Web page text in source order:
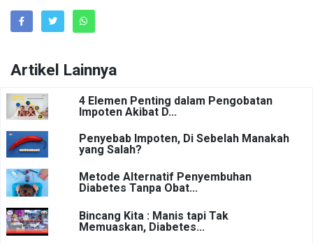
Artikel Lainnya
4 Elemen Penting dalam Pengobatan
Impoten Akibat D...
Penyebab Impoten, Di Sebelah Manakah
yang Salah?
Metode Alternatif Penyembuhan
Diabetes Tanpa Obat...
Bincang Kita : Manis tapi Tak
Memuaskan, Diabetes...